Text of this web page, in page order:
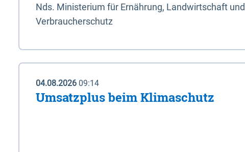
Nds. Ministerium für Ernährung, Landwirtschaft und
Verbraucherschutz
04.08.2026 09:14
Umsatzplus beim Klimaschutz